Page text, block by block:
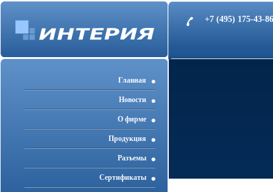
+7 (495) 175-43-
Главная
Новости
О фирме
Продукция
Разъемы
Cертификаты